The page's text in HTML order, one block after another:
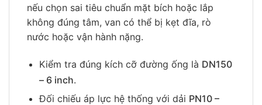
nếu chọn sai tiêu chuẩn mặt bích hoặc lắp
không đúng tâm, van có thể bị kẹt đĩa, rò
nước hoặc vận hành nặng.
Kiểm tra đúng kích cỡ đường ống là DN150
– 6 inch.
Đối chiếu áp lực hệ thống với dải PN10 –